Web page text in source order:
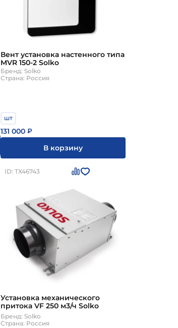
Вент установка настенного типа
MVR 150-2 Solko
Бренд: Solko
Страна: Россия
шт
131 000 ₽
В корзину
ID: ТХ46743
Установка механического
притока VF 250 м3/ч Solko
Бренд: Solko
Страна: Россия